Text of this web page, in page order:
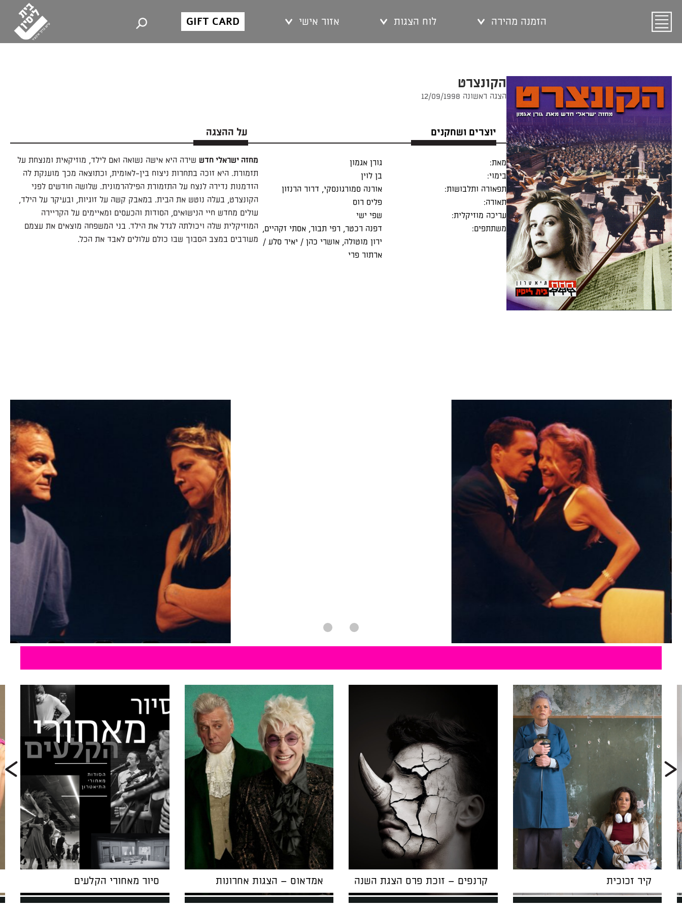
הזמנה מהירה לוח הצגות אזור אישי GIFT CARD
הקונצרט
הצגה ראשונה 12/09/1998
על ההצגה
מחזה ישראלי חדש שירה היא אישה נשואה ואם לילד, מוזיקאית ומנצחת על
תזמורת. היא זוכה בתחרות ניצוח בין-לאומית, וכתוצאה מכך מוענקת לה
הזדמנות נדירה לנצח על התזמורת הפילהרמונית. שלושה חודשים לפני
הקונצרט, בעלה נוטש את הבית. במאבק קשה על זוגיות, ובעיקר על הילד,
עולים מחדש חיי הנישואים, הסודות והכעסים ומאיימים על הקריירה
המוזיקלית שלה ויכולתה לגדל את הילד. בני המשפחה מוצאים את עצמם
מעורבים במצב הסבוך שבו כולם עלולים לאבד את הכל.
יוצרים ושחקנים
מאת:
גורן אגמון
בימוי:
בן לוין
תפאורה ותלבושות:
אורנה סמורגונסקי
דרור הרנזון
תאורה:
פליס רוס
עריכה מוזיקלית:
שפי ישי
משתתפים:
דפנה רכטר רפי תבור אסתי זקהיים
ירון מוטולה
אושרי כהן / יאיר סלע /
ארתור פרי
קיר זכוכית קרנפים – זוכת פרס הצגת השנה אמדאוס – הצגות אחרונות סיור מאחורי הקלעים